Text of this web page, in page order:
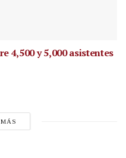
4,500 y 5,000 asistentes